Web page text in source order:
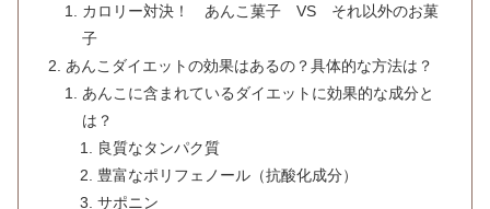
カロリー対決！ あんこ菓子 VS それ以外のお菓
子
あんこダイエットの効果はあるの？具体的な方法は？
あんこに含まれているダイエットに効果的な成分と
は？
良質なタンパク質
豊富なポリフェノール（抗酸化成分）
サポニン